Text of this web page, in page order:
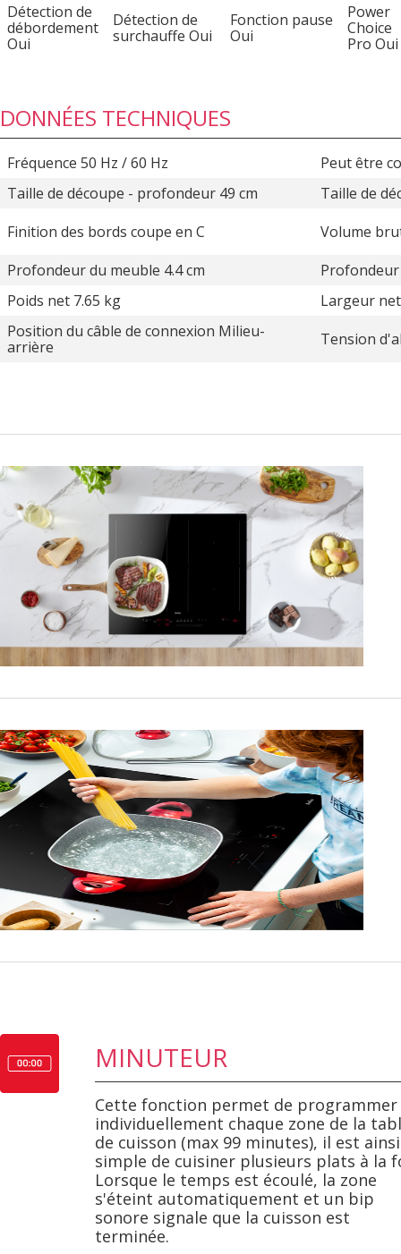
Détection de
débordement
Oui
Détection de
surchauffe Oui
Fonction pause
Oui
Power
Choice
Pro Oui
DONNÉES TECHNIQUES
Fréquence 50 Hz / 60 Hz
Peut être
Taille de découpe - profondeur 49 cm
Taille de
Finition des bords coupe en C
Volume
Profondeur du meuble 4.4 cm
Profondeur
Poids net 7.65 kg
Largeur
Position du câble de connexion Milieu-
arrière
Tension
MINUTEUR
Cette fonction permet de programmer
individuellement chaque zone de la
de cuisson (max 99 minutes), il est ainsi
simple de cuisiner plusieurs plats à la
Lorsque le temps est écoulé, la zone
s'éteint automatiquement et un bip
sonore signale que la cuisson est
terminée.